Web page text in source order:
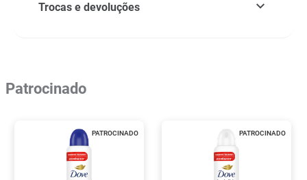
Trocas e devoluções
Patrocinado
PATROCINADO PATROCINADO